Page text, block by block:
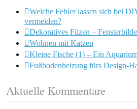
Welche Fehler lassen sich bei
vermeiden?
Dekoratives Filzen –
Wohnen mit Katzen
Kleine Fische (1) – Ein
Fußbodenheizung fürs Design-
Aktuelle Kommentare